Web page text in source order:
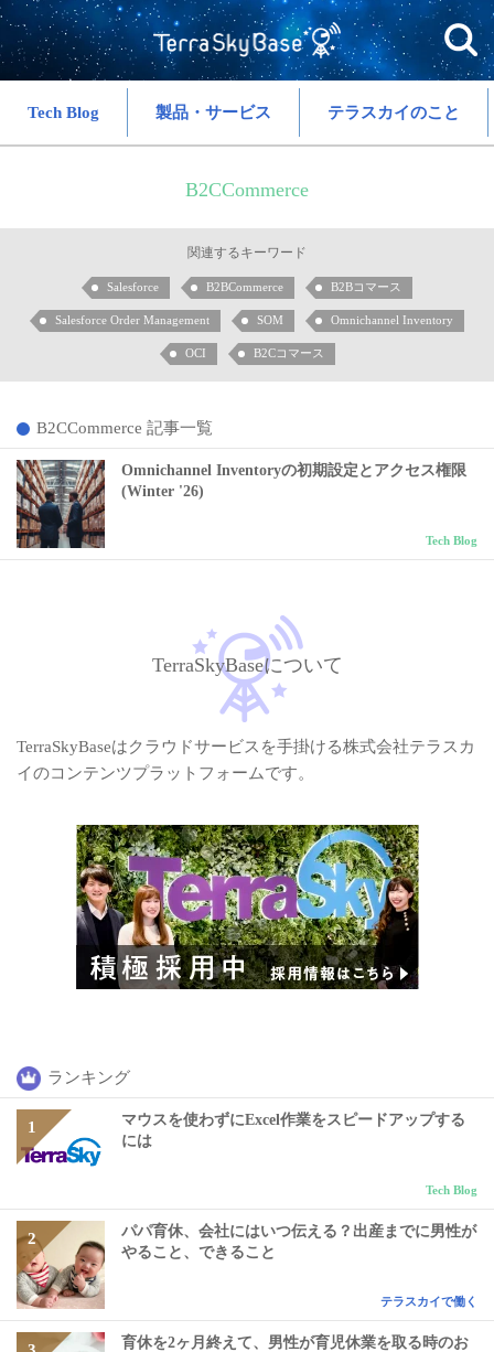
Tech Blog 製品・サービス テラスカイのこと
B2CCommerce
関連するキーワード
Salesforce B2BCommerce B2Bコマース
Salesforce Order Management SOM Omnichannel Inventory
OCI B2Cコマース
B2CCommerce 記事一覧
Omnichannel Inventoryの初期設定とアクセス権限
(Winter '26)
Tech Blog
TerraSkyBaseについて
TerraSkyBaseはクラウドサービスを手掛ける株式会社テラスカ
イのコンテンツプラットフォームです。
ランキング
マウスを使わずにExcel作業をスピードアップする
には
Tech Blog
パパ育休、会社にはいつ伝える？出産までに男性が
やること、できること
テラスカイで働く
育休を2ヶ月終えて、男性が育児休業を取る時のお